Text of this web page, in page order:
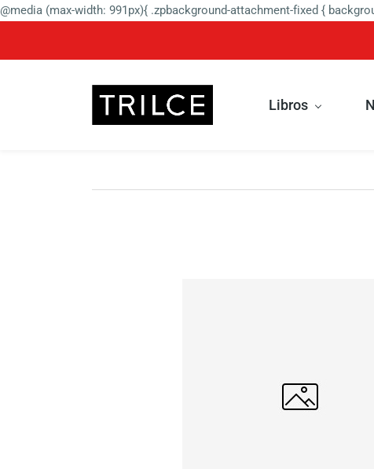
@media (max-width: 991px){ .zpbackground-attachment-fixed {
Libros